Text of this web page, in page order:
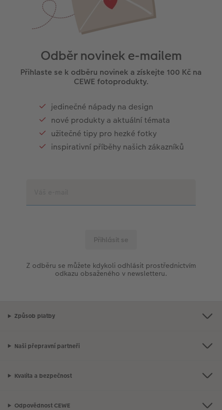
Odběr novinek e-mailem
Přihlaste se k odběru novinek a získejte 100 Kč na
CEWE fotoprodukty.
jedinečné nápady na design
nové produkty a aktuální témata
užitečné tipy pro hezké fotky
inspirativní příběhy našich zákazníků
Z odběru se můžete kdykoli odhlásit prostřednictvím
odkazu obsaženého v newsletteru.
Způsob platby
Naši přepravní partneři
Kvalita a bezpečnost
Odpovědnost CEWE